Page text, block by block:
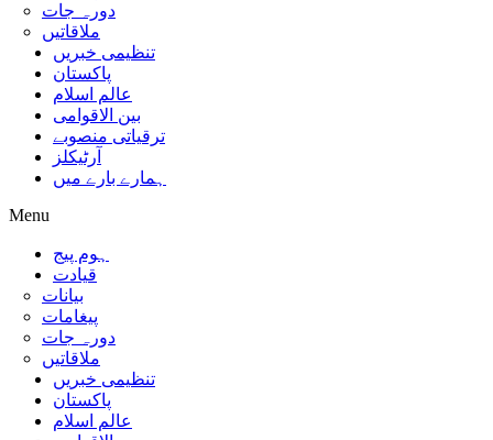
دورہ جات
ملاقاتیں
تنظیمی خبریں
پاکستان
عالم اسلام
بین الاقوامی
ترقیاتی منصوبے
آرٹیکلز
ہمارے بارے میں
Menu
ہوم پیج
قیادت
بیانات
پیغامات
دورہ جات
ملاقاتیں
تنظیمی خبریں
پاکستان
عالم اسلام